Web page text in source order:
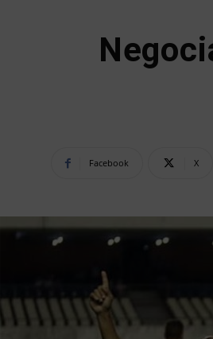
Facebook X